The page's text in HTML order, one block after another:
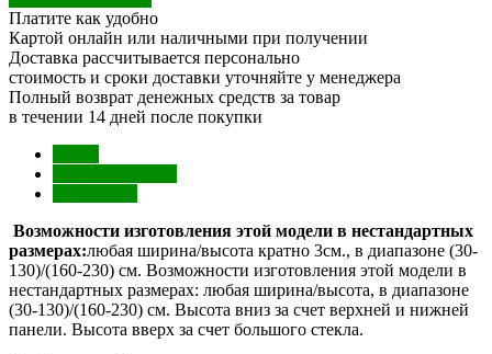
Платите как удобно
Картой онлайн или наличными при получении
Доставка рассчитывается персонально
стоимость и сроки доставки уточняйте у менеджера
Полный возврат денежных средств за товар
в течении 14 дней после покупки
Возможности изготовления этой модели в нестандартных
размерах:любая ширина/высота кратно 3см., в диапазоне (30-
130)/(160-230) см. Возможности изготовления этой модели в
нестандартных размерах: любая ширина/высота, в диапазоне
(30-130)/(160-230) см. Высота вниз за счет верхней и нижней
панели. Высота вверх за счет большого стекла.